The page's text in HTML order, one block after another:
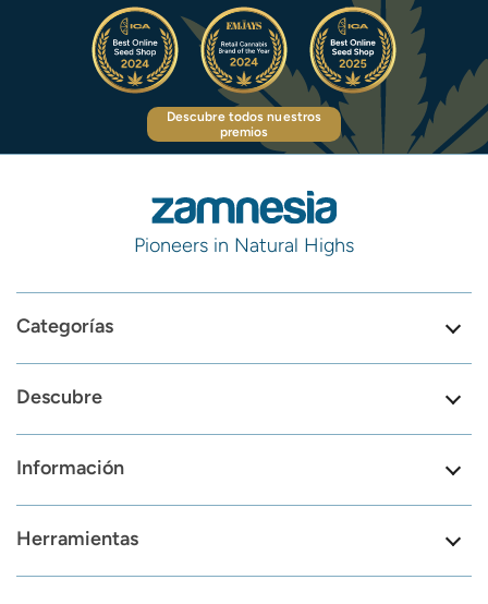
Descubre todos nuestros
premios
Pioneers in Natural Highs
Categorías
Descubre
Información
Herramientas